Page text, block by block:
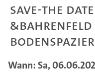
Save-the
&Bahrenfeld
Wann: Sa,